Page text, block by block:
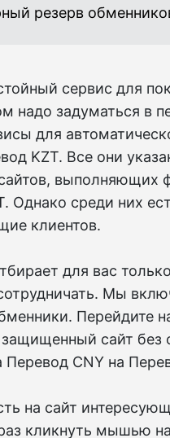
резерв
сервис для
надо задуматься в
для
KZT. Все они
выполняющих
Однако среди них
клиентов.
для вас
Мы
Перейдите
защищенный сайт
Перевод CNY на
на сайт
кликнуть мышью